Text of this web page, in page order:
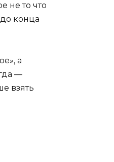
не то что
конца
а
—
взять